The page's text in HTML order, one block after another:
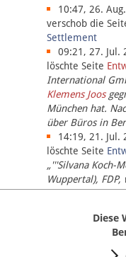
Über Lobbypedia
Impressum
10:47, 26.
verschob die
Settlement
09:21, 27. Jul.
löschte Seite
International
Klemens Joos
München hat.
über Büros in
14:19, 21. Jul.
löschte Seite
„'''Silvana Koch-
Wuppertal),
Europäischen
Diese